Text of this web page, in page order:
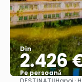
Din
2.426
Pe persoană